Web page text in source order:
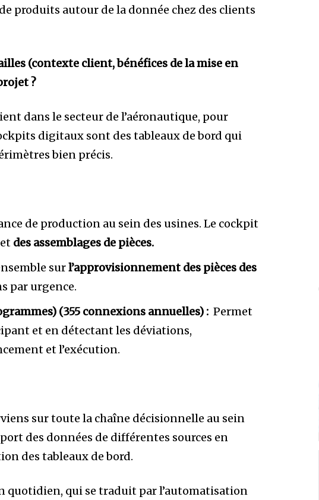
produits autour de la donnée chez des clients
(contexte client, bénéfices de la mise en
?
dans le secteur de l’aéronautique, pour
digitaux sont des tableaux de bord qui
bien précis.
de production au sein des usines. Le cockpit
et des assemblages de pièces.
surl’approvisionnement des pièces des
par urgence.
(355 connexions annuelles) : Permet
et en détectant les déviations,
et l’exécution.
sur toute la chaîne décisionnelle au sein
des données de différentes sources en
des tableaux de bord.
quotidien, qui se traduit par l’automatisation